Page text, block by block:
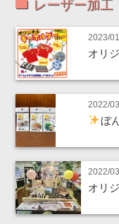
レーザー加工
2023/
オリ
2022/
ぼ
2022/
オリ